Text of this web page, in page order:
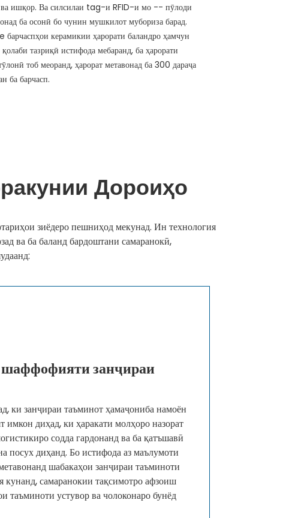
ва ишқор. Ва силсилаи tag-и RFID-и мо -- пӯлоди
ба осонӣ бо чунин мушкилот мубориза барад.
керамикии ҳарорати баландро ҳамчун
қолаби тазриқӣ истифода мебаранд, ба ҳарорати
тоб меоранд, ҳарорат метавонад ба 300 дараҷа
ба барчасп.
Дороиҳо
зиёдеро пешниҳод мекунад. Ин технология
ва ба баланд бардоштани самаранокӣ,
занҷираи
ки занҷираи таъминот ҳамаҷониба намоён
имкон диҳад, ки ҳаракати молҳоро назорат
содда гардонанд ва ба қатъшавӣ
посух диҳанд. Бо истифода аз маълумоти
шабакаҳои занҷираи таъминоти
кунанд, самаранокии тақсимотро афзоиш
таъминоти устувор ва чолоконаро бунёд